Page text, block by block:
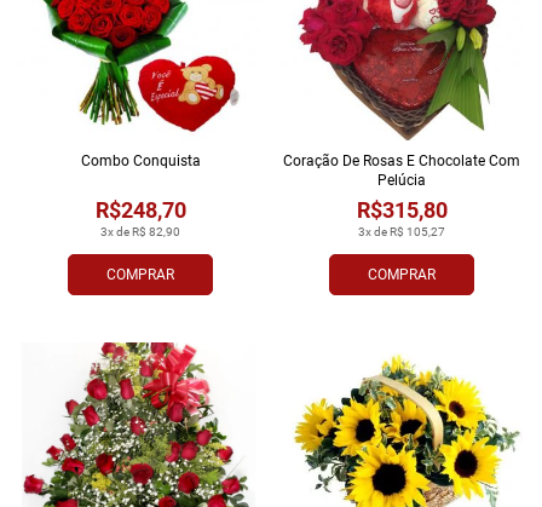
COMPRAR
3x de R$ 82,90
R$248,70
Combo Conquista
COMPRAR
3x de R$ 105,27
R$315,80
Coração De Rosas E Chocolate Com
Pelúcia